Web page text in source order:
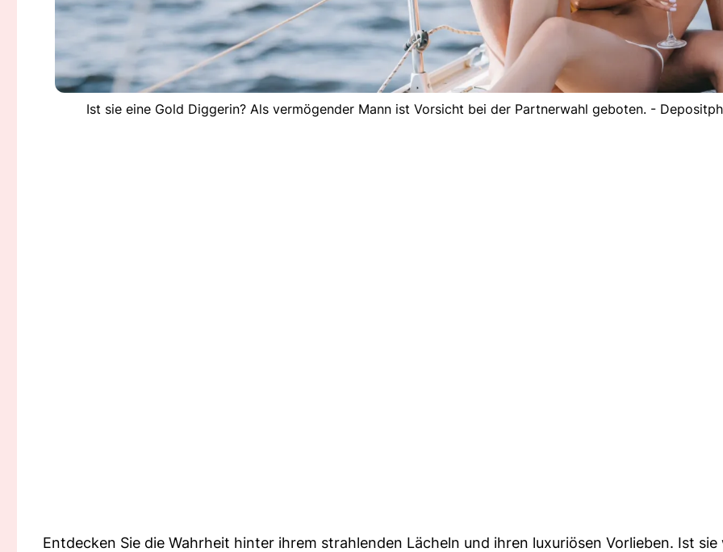
Ist sie eine Gold Diggerin? Als vermögender Mann ist Vorsicht bei der Partnerwahl geboten. -
Entdecken Sie die Wahrheit hinter ihrem strahlenden Lächeln und ihren luxuriösen Vorlieben. Ist